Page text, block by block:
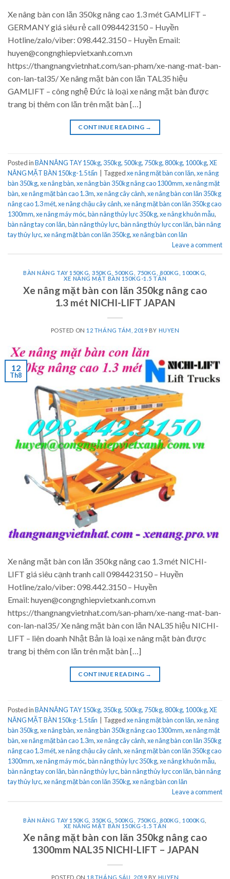
Xe nâng bàn con lăn 350kg nâng cao 1.3 mét GAMLIFT –
GERMANY giá siêu rẻ call 0984423150 – Huyền
Hotline/zalo/viber: 098.442.3150 – Huyền Email:
huyen@congnghiepvietxanh.com.vn
https://thangnangvietnhat.com/san-pham/xe-nang-mat-ban-
con-lan-tal35/ Xe nâng mặt bàn con lăn TAL35 hiệu
GAMLIFT – công nghệ Đức là loại xe nâng mặt bàn được
trang bị thêm con lăn trên mặt bàn […]
CONTINUE READING →
Posted inBÀN NÂNG TAY 150kg, 350kg, 500kg, 750kg, 800kg, 1000kg,XE
NÂNG MẶT BÀN 150kg-1.5 tấn
Taggedxe nâng mặt bàn con lăn,xe nâng
bàn 350kg,xe nâng bàn,xe nâng bàn 350kg nâng cao 1300mm,xe nâng mặt
bàn,xe nâng mặt bàn cao 1.3m,xe nâng cây cảnh,xe nâng bàn con lăn 350kg
nâng cao 1.3 mét,xe nâng chậu cây cảnh,xe nâng mặt bàn con lăn 350kg cao
1300mm,xe nâng máy móc,bàn nâng thủy lực 350kg,xe nâng khuôn mẫu,
bàn nâng tay con lăn,bàn nâng thủy lực,bàn nâng thủy lực con lăn,bàn nâng
tay thủy lực,xe nâng mặt bàn con lăn 350kg,xe nâng bàn con lăn
Leave a comment
BÀN NÂNG TAY 150KG, 350KG, 500KG, 750KG, 800KG, 1000KG
XE NÂNG MẶT BÀN 150KG-1.5 TẤN
Xe nâng mặt bàn con lăn 350kg nâng cao
1.3 mét NICHI-LIFT JAPAN
POSTED ON 12 THÁNG TÁM, 2019 BY HUYEN
12
Th8
Xe nâng mặt bàn con lăn 350kg nâng cao 1.3 mét NICHI-
LIFT giá siêu cạnh tranh call 0984423150 – Huyền
Hotline/zalo/viber: 098.442.3150 – Huyền
Email: huyen@congnghiepvietxanh.com.vn
https://thangnangvietnhat.com/san-pham/xe-nang-mat-ban-
con-lan-nal35/ Xe nâng mặt bàn con lăn NAL35 hiệu NICHI-
LIFT – liên doanh Nhật Bản là loại xe nâng mặt bàn được
trang bị thêm con lăn trên mặt bàn […]
CONTINUE READING →
Posted inBÀN NÂNG TAY 150kg, 350kg, 500kg, 750kg, 800kg, 1000kg,XE
NÂNG MẶT BÀN 150kg-1.5 tấn
Taggedxe nâng mặt bàn con lăn,xe nâng
bàn 350kg,xe nâng bàn,xe nâng bàn 350kg nâng cao 1300mm,xe nâng mặt
bàn,xe nâng mặt bàn cao 1.3m,xe nâng cây cảnh,xe nâng bàn con lăn 350kg
nâng cao 1.3 mét,xe nâng chậu cây cảnh,xe nâng mặt bàn con lăn 350kg cao
1300mm,xe nâng máy móc,bàn nâng thủy lực 350kg,xe nâng khuôn mẫu,
bàn nâng tay con lăn,bàn nâng thủy lực,bàn nâng thủy lực con lăn,bàn nâng
tay thủy lực,xe nâng mặt bàn con lăn 350kg,xe nâng bàn con lăn
Leave a comment
BÀN NÂNG TAY 150KG, 350KG, 500KG, 750KG, 800KG, 1000KG
XE NÂNG MẶT BÀN 150KG-1.5 TẤN
Xe nâng mặt bàn con lăn 350kg nâng cao
1300mm NAL35 NICHI-LIFT – JAPAN
POSTED ON 18 THÁNG SÁU, 2019 BY HUYEN